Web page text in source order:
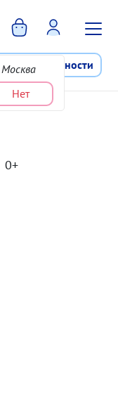
Москва
Нет
лояльности
0+